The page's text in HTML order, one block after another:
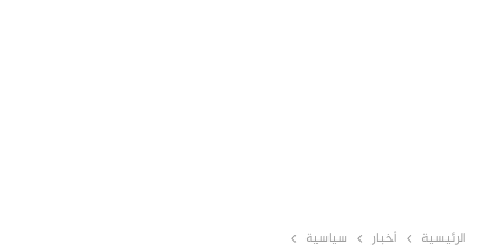
الرئيسية أخبار سياسية